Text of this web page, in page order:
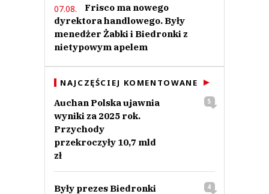
07.08.
Frisco ma nowego
dyrektora handlowego. Były
menedżer Żabki i Biedronki z
nietypowym apelem
NAJCZĘŚCIEJ KOMENTOWANE
Auchan Polska ujawnia
wyniki za 2025 rok.
Przychody
przekroczyły 10,7 mld
zł
5
Były prezes Biedronki
4